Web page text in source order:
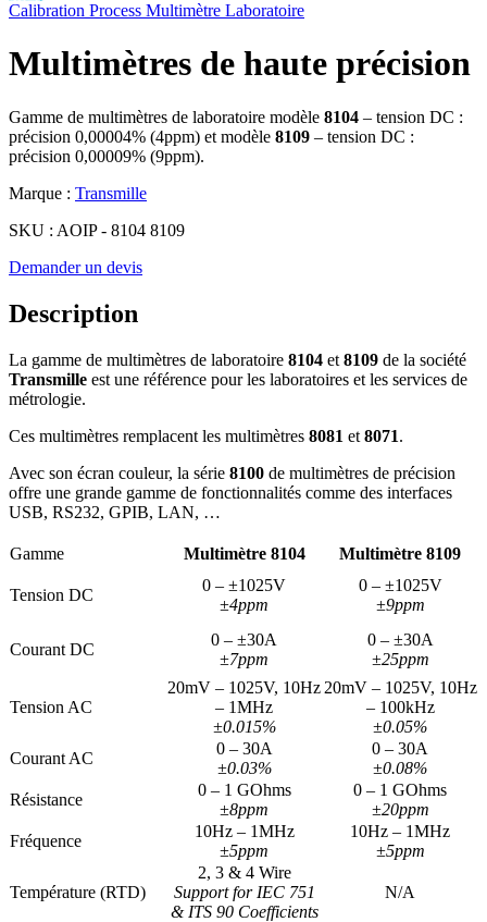
Calibration Process Multimètre Laboratoire
Multimètres de haute précision
Gamme de multimètres de laboratoire modèle 8104 – tension DC :
précision 0,00004% (4ppm) et modèle 8109 – tension DC :
précision 0,00009% (9ppm).
Marque : Transmille
SKU : AOIP - 8104 8109
Demander un devis
Description
La gamme de multimètres de laboratoire 8104 et 8109 de la société
Transmille est une référence pour les laboratoires et les services de
métrologie.
Ces multimètres remplacent les multimètres 8081 et 8071.
Avec son écran couleur, la série 8100 de multimètres de précision
offre une grande gamme de fonctionnalités comme des interfaces
USB, RS232, GPIB, LAN, …
Gamme Multimètre 8104 Multimètre 8109
Tension DC
0 – ±1025V
±4ppm
0 – ±1025V
±9ppm
Courant DC
0 – ±30A
±7ppm
0 – ±30A
±25ppm
Tension AC
20mV – 1025V, 10Hz
– 1MHz
±0.015%
20mV – 1025V, 10Hz
– 100kHz
±0.05%
Courant AC
0 – 30A
±0.03%
0 – 30A
±0.08%
Résistance
0 – 1 GOhms
±8ppm
0 – 1 GOhms
±20ppm
Fréquence
10Hz – 1MHz
±5ppm
10Hz – 1MHz
±5ppm
Température (RTD)
2, 3 & 4 Wire
Support for IEC 751
& ITS 90 Coefficients
N/A